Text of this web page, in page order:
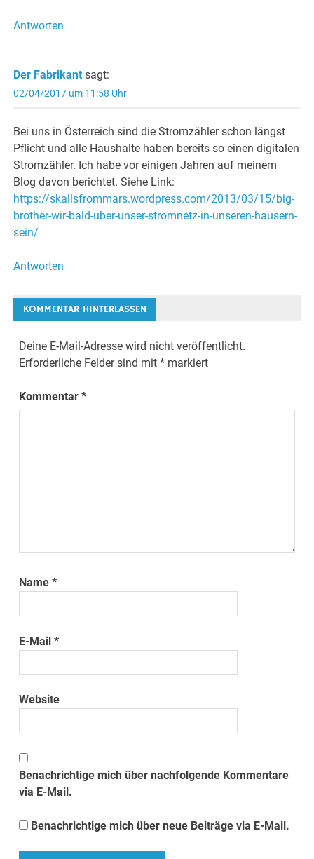
Antworten
Der Fabrikant sagt:
02/04/2017 um 11:58 Uhr
Bei uns in Österreich sind die Stromzähler schon längst
Pflicht und alle Haushalte haben bereits so einen digitalen
Stromzähler. Ich habe vor einigen Jahren auf meinem
Blog davon berichtet. Siehe Link:
https://skallsfrommars.wordpress.com/2013/03/15/big-
brother-wir-bald-uber-unser-stromnetz-in-unseren-hausern-
sein/
Antworten
KOMMENTAR HINTERLASSEN
Deine E-Mail-Adresse wird nicht veröffentlicht.
Erforderliche Felder sind mit* markiert
Kommentar*
Name*
E-Mail*
Website
Benachrichtige mich über nachfolgende Kommentare
via E-Mail.
Benachrichtige mich über neue Beiträge via E-Mail.